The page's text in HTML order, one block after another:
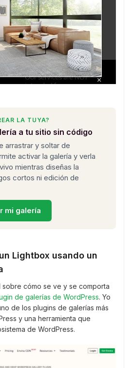
LA TUYA?
a tu sitio sin código
arrastrar y soltar de
activar la galería y verla
mientras diseñas la
cortos ni edición de
mi galería
Lightbox usando un
sobre cómo se ve y se comporta
de galerías de WordPress. Yo
de los plugins de galerías más
y una herramienta que
de WordPress.